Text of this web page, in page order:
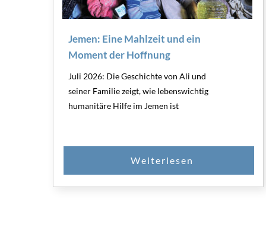
Jemen: Eine Mahlzeit und ein
Moment der Hoffnung
Juli 2026: Die Geschichte von Ali und
seiner Familie zeigt, wie lebenswichtig
humanitäre Hilfe im Jemen ist